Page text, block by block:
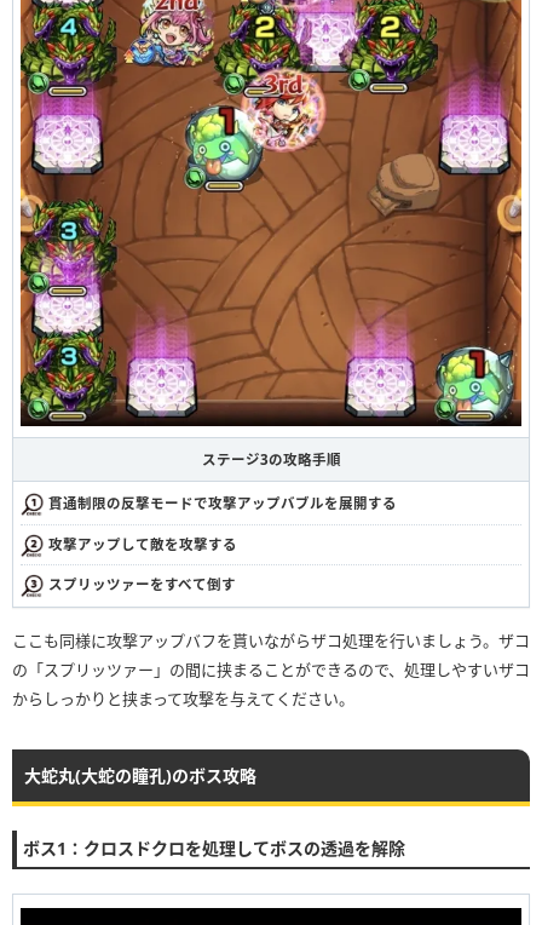
ステージ3の攻略手順
貫通制限の反撃モードで攻撃アップバブルを展開する
攻撃アップして敵を攻撃する
スプリッツァーをすべて倒す
ここも同様に攻撃アップバフを貰いながらザコ処理を行いましょう。ザコ
の「スプリッツァー」の間に挟まることができるので、処理しやすいザコ
からしっかりと挟まって攻撃を与えてください。
大蛇丸(大蛇の瞳孔)のボス攻略
ボス1：クロスドクロを処理してボスの透過を解除